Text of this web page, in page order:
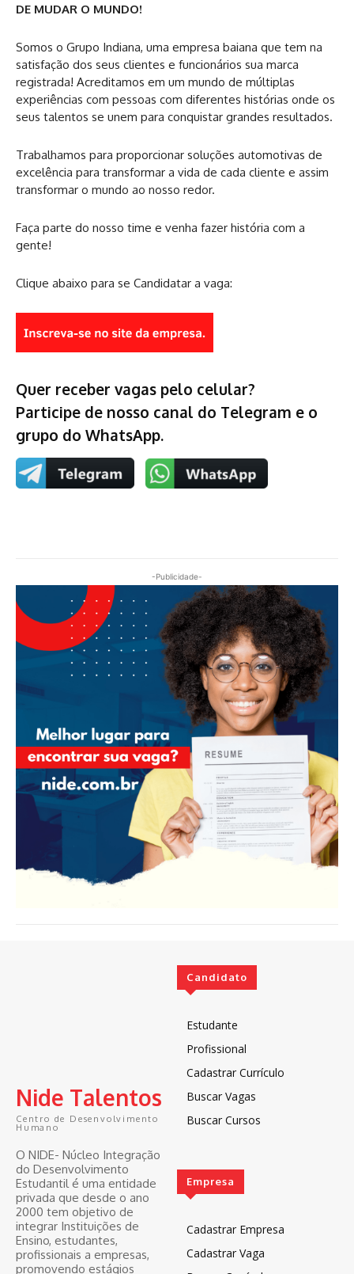
DE MUDAR O MUNDO!
Somos o Grupo Indiana, uma empresa baiana que tem na
satisfação dos seus clientes e funcionários sua marca
registrada! Acreditamos em um mundo de múltiplas
experiências com pessoas com diferentes histórias onde os
seus talentos se unem para conquistar grandes resultados.
Trabalhamos para proporcionar soluções automotivas de
excelência para transformar a vida de cada cliente e assim
transformar o mundo ao nosso redor.
Faça parte do nosso time e venha fazer história com a
gente!
Clique abaixo para se Candidatar a vaga:
Quer receber vagas pelo celular?
Participe de nosso canal do Telegram e o
grupo do WhatsApp.
-Publicidade-
Nide Talentos
Centro de Desenvolvimento
Humano
O NIDE- Núcleo Integração
do Desenvolvimento
Estudantil é uma entidade
privada que desde o ano
2000 tem objetivo de
integrar Instituições de
Ensino, estudantes,
profissionais a empresas,
promovendo estágios
Candidato
Estudante
Profissional
Cadastrar Currículo
Buscar Vagas
Buscar Cursos
Empresa
Cadastrar Empresa
Cadastrar Vaga